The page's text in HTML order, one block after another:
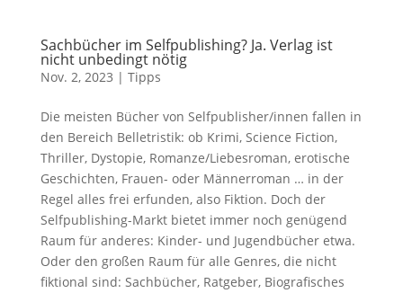
Sachbücher im Selfpublishing? Ja. Verlag ist
nicht unbedingt nötig
Nov. 2, 2023 | Tipps
Die meisten Bücher von Selfpublisher/innen fallen in
den Bereich Belletristik: ob Krimi, Science Fiction,
Thriller, Dystopie, Romanze/Liebesroman, erotische
Geschichten, Frauen- oder Männerroman … in der
Regel alles frei erfunden, also Fiktion. Doch der
Selfpublishing-Markt bietet immer noch genügend
Raum für anderes: Kinder- und Jugendbücher etwa.
Oder den großen Raum für alle Genres, die nicht
fiktional sind: Sachbücher, Ratgeber, Biografisches